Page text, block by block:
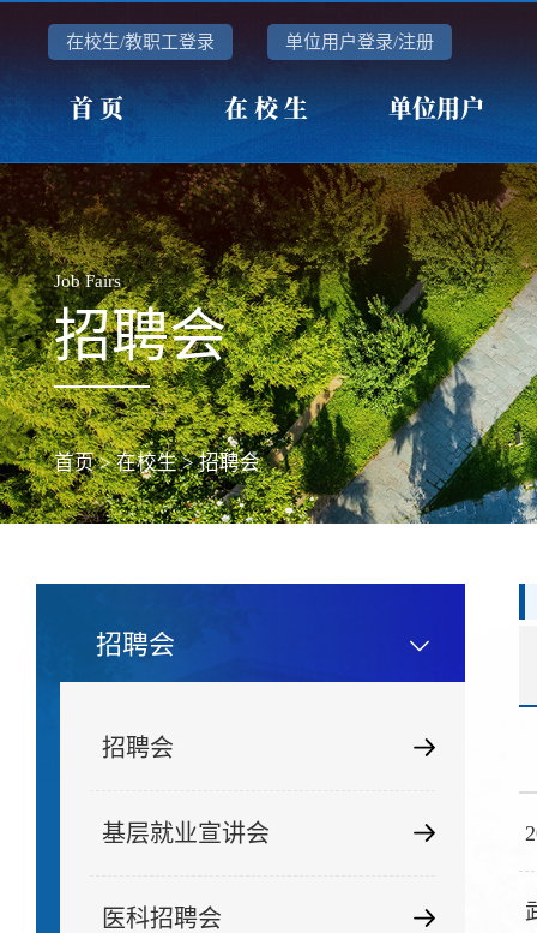
在校生/教职工登录 单位用户登录/注册
首 页 在 校 生 单位用户
Job Fairs
招聘会
首页>在校生>招聘会
招聘会
招聘会
基层就业宣讲会
医科招聘会